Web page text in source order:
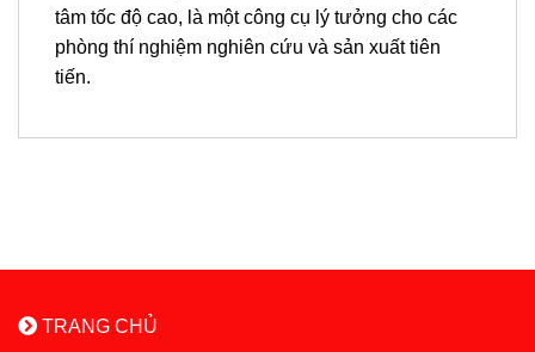
tâm tốc độ cao, là một công cụ lý tưởng cho các
phòng thí nghiệm nghiên cứu và sản xuất tiên
tiến.
TRANG CHỦ